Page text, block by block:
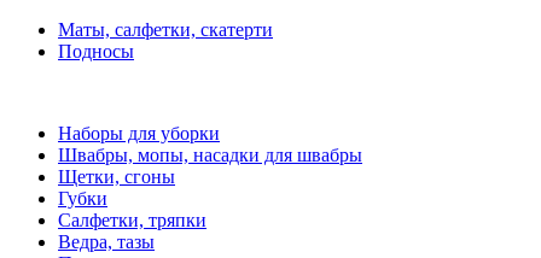
Маты, салфетки, скатерти
Подносы
Наборы для уборки
Швабры, мопы, насадки для швабры
Щетки, сгоны
Губки
Салфетки, тряпки
Ведра, тазы